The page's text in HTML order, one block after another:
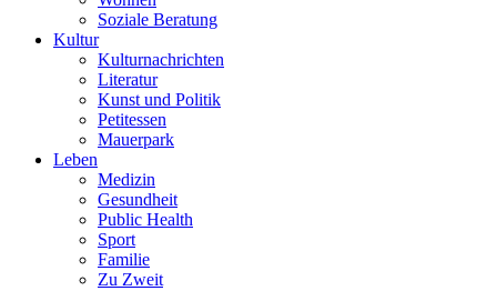
Soziale Beratung
Kultur
Kulturnachrichten
Literatur
Kunst und Politik
Petitessen
Mauerpark
Leben
Medizin
Gesundheit
Public Health
Sport
Familie
Zu Zweit